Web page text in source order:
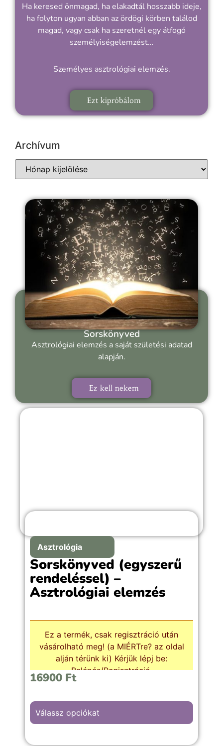
Ha keresed önmagad, ha elakadtál hosszabb ideje,
ha folyton ugyan abban az ördögi körben találod
magad, vagy csak ha szeretnél egy átfogó
személyiségelemzést…
Személyes asztrológiai elemzés.
Ezt kipróbálom
Archívum
Sorskönyved
Asztrológiai elemzés a saját születési adatad
alapján.
Ez kell nekem
Asztrológia
Sorskönyved (egyszerű
rendeléssel) –
Asztrológiai elemzés
Ez a termék, csak regisztráció után
vásárolható meg! (a MIÉRTre? az oldal
alján térünk ki) Kérjük lépj be:
Belépés/Regisztráció.
16900 Ft
Válassz opciókat